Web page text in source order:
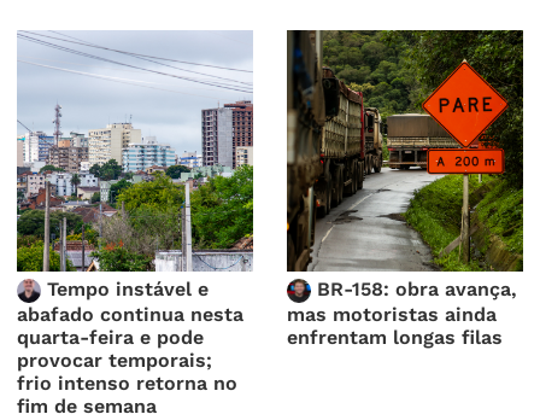
Tempo instável e
abafado continua nesta
quarta-feira e pode
provocar temporais;
frio intenso retorna no
fim de semana
BR-158: obra avança,
mas motoristas ainda
enfrentam longas filas